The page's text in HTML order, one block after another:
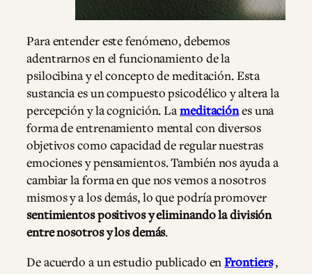
Para entender este fenómeno, debemos
adentrarnos en el funcionamiento de la
psilocibina y el concepto de meditación. Esta
sustancia es un compuesto psicodélico y altera la
percepción y la cognición. Lameditaciónes una
forma de entrenamiento mental con diversos
objetivos como capacidad de regular nuestras
emociones y pensamientos. También nos ayuda a
cambiar la forma en que nos vemos a nosotros
mismos y a los demás, lo que podría promover
sentimientos positivos y eliminando la división
entre nosotros y los demás.
De acuerdo a un estudio publicado enFrontiers ,